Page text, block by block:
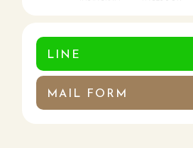
LINE
MAIL FORM